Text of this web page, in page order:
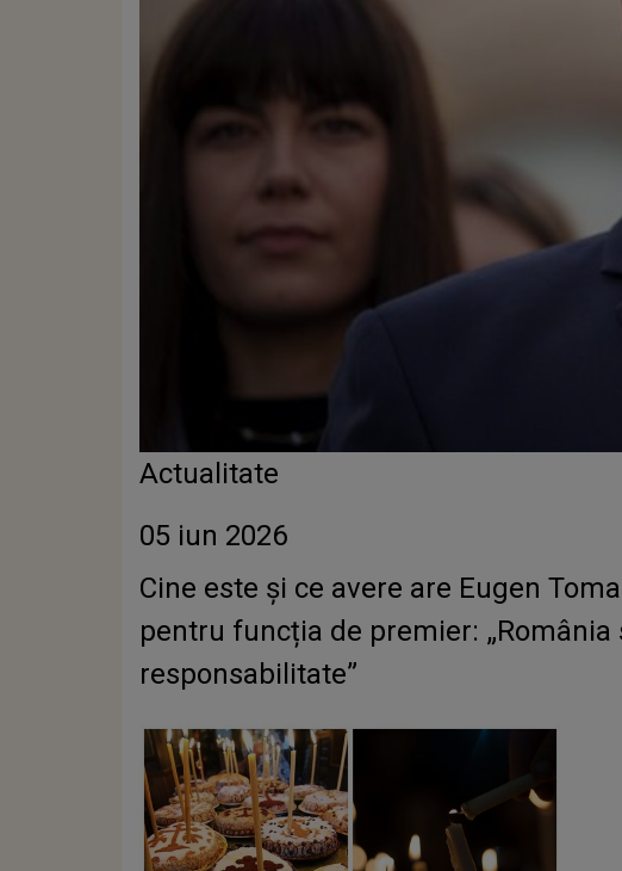
Actualitate
05 iun 2026
Cine este și ce avere are Eugen
pentru funcția de premier:
responsabilitate”